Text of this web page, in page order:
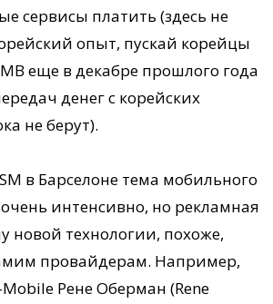
сервисы платить (здесь не
опыт, пускай корейцы
еще в декабре прошлого года
денег с корейских
не берут).
в Барселоне тема мобильного
интенсивно, но рекламная
новой технологии, похоже,
провайдерам. Например,
Рене Оберман (Rene